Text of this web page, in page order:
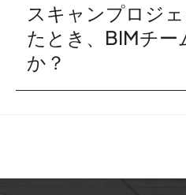
スキャンプロジ
たとき、BIMチー
か？